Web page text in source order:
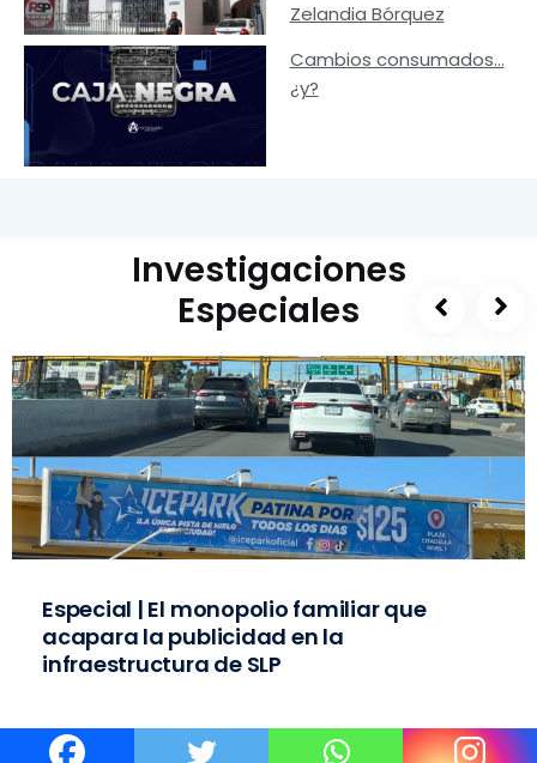
Zelandia Bórquez
Cambios consumados…
¿y?
Investigaciones
Especiales
Especial | El monopolio familiar que
acapara la publicidad en la
infraestructura de SLP